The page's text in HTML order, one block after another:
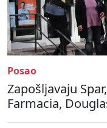
Posao
Zapošljavaju
Farmacia,